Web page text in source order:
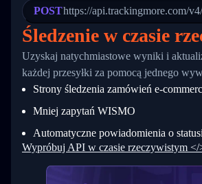
24
26
27
28
29
30
31
32
33
34
          },
          {
"Date":
"Details":
          }
        ]
      }
  }
}
POSThttps://api.trackingmore.com/
Śledzenie w czasie
Uzyskaj natychmiastowe wyniki i
każdej przesyłki za pomocą jednego
Strony śledzenia zamówień e-
Mniej zapytań WISMO
Automatyczne powiadomienia o
Wypróbuj API w czasie rzeczywistym </